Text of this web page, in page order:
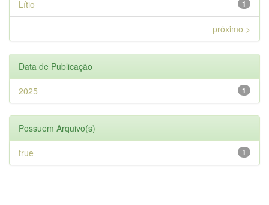
1
Lítio
próximo >
Data de Publicação
1
2025
Possuem Arquivo(s)
1
true